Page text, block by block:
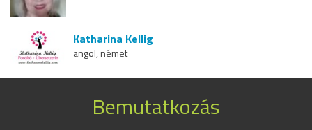
Katharina Kellig
angol, német
Bemutatkozás